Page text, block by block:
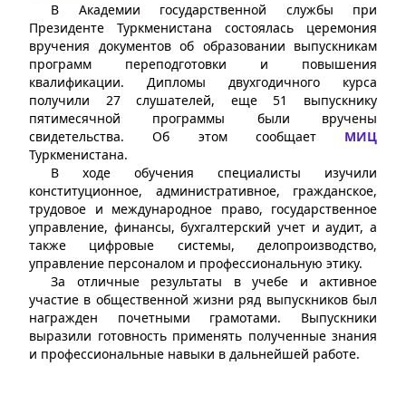
В Академии государственной службы при
Президенте Туркменистана состоялась церемония
вручения документов об образовании выпускникам
программ переподготовки и повышения
квалификации. Дипломы двухгодичного курса
получили 27 слушателей, еще 51 выпускнику
пятимесячной программы были вручены
свидетельства. Об этом сообщает МИЦ
Туркменистана.
В ходе обучения специалисты изучили
конституционное, административное, гражданское,
трудовое и международное право, государственное
управление, финансы, бухгалтерский учет и аудит, а
также цифровые системы, делопроизводство,
управление персоналом и профессиональную этику.
За отличные результаты в учебе и активное
участие в общественной жизни ряд выпускников был
награжден почетными грамотами. Выпускники
выразили готовность применять полученные знания
и профессиональные навыки в дальнейшей работе.